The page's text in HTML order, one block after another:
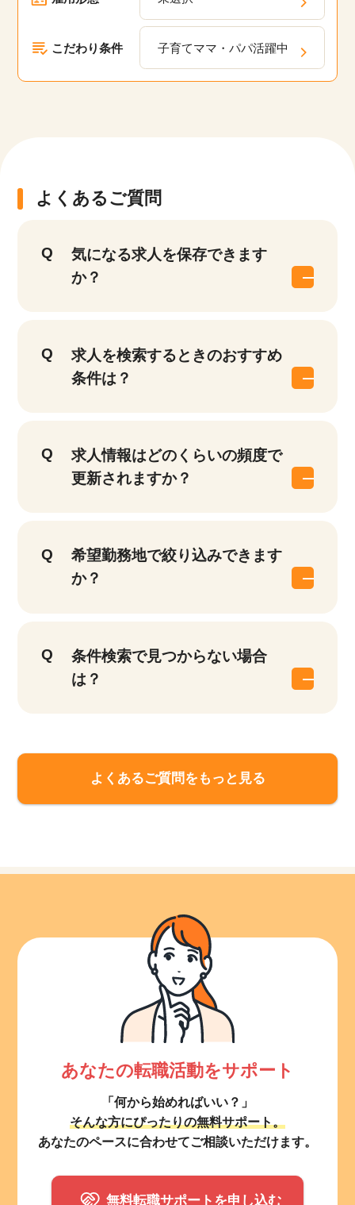
こだわり条件 子育てママ・パパ活躍中
よくあるご質問
気になる求人を保存できます
か？
求人を検索するときのおすすめ
条件は？
求人情報はどのくらいの頻度で
更新されますか？
希望勤務地で絞り込みできます
か？
条件検索で見つからない場合
は？
よくあるご質問をもっと見る
あなたの転職活動をサポート
「何から始めればいい？」
そんな方にぴったりの無料サポート。
あなたのペースに合わせてご相談いただけます。
無料転職サポートを申し込む